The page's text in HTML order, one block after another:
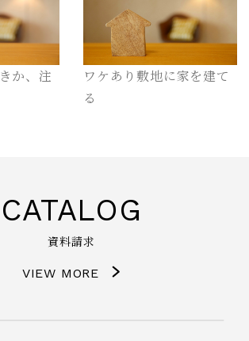
か、注
ワケあり敷地に家を建て
る
CATALOG
資料請求
VIEW MORE